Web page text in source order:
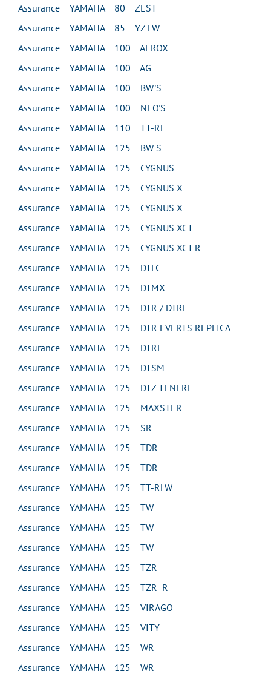
Assurance YAMAHA 80 ZEST
Assurance YAMAHA 85 YZ LW
Assurance YAMAHA 100 AEROX
Assurance YAMAHA 100 AG
Assurance YAMAHA 100 BW'S
Assurance YAMAHA 100 NEO'S
Assurance YAMAHA 110 TT-RE
Assurance YAMAHA 125 BW S
Assurance YAMAHA 125 CYGNUS
Assurance YAMAHA 125 CYGNUS X
Assurance YAMAHA 125 CYGNUS X
Assurance YAMAHA 125 CYGNUS XCT
Assurance YAMAHA 125 CYGNUS XCT R
Assurance YAMAHA 125 DTLC
Assurance YAMAHA 125 DTMX
Assurance YAMAHA 125 DTR / DTRE
Assurance YAMAHA 125 DTR EVERTS REPLICA
Assurance YAMAHA 125 DTRE
Assurance YAMAHA 125 DTSM
Assurance YAMAHA 125 DTZ TENERE
Assurance YAMAHA 125 MAXSTER
Assurance YAMAHA 125 SR
Assurance YAMAHA 125 TDR
Assurance YAMAHA 125 TDR
Assurance YAMAHA 125 TT-RLW
Assurance YAMAHA 125 TW
Assurance YAMAHA 125 TW
Assurance YAMAHA 125 TW
Assurance YAMAHA 125 TZR
Assurance YAMAHA 125 TZR R
Assurance YAMAHA 125 VIRAGO
Assurance YAMAHA 125 VITY
Assurance YAMAHA 125 WR
Assurance YAMAHA 125 WR